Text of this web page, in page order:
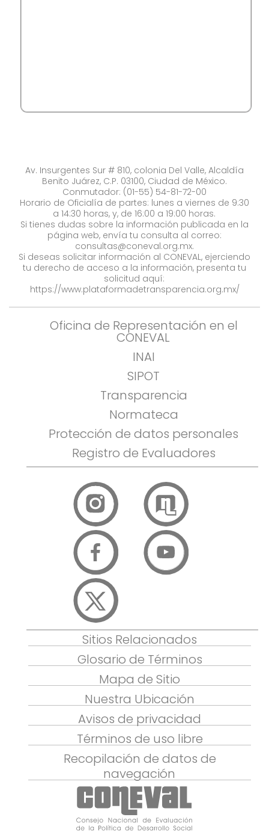
Av. Insurgentes Sur # 810, colonia Del Valle, Alcaldía
Benito Juárez, C.P. 03100, Ciudad de México.
Conmutador: (01-55) 54-81-72-00
Horario de Oficialía de partes: lunes a viernes de 9:30
a 14:30 horas, y, de 16:00 a 19:00 horas.
Si tienes dudas sobre la información publicada en la
página web, envía tu consulta al correo:
consultas@coneval.org.mx.
Si deseas solicitar información al CONEVAL, ejerciendo
tu derecho de acceso a la información, presenta tu
solicitud aquí:
https://www.plataformadetransparencia.org.mx/
Oficina de Representación en el
CONEVAL
INAI
SIPOT
Transparencia
Normateca
Protección de datos personales
Registro de Evaluadores
Sitios Relacionados
Glosario de Términos
Mapa de Sitio
Nuestra Ubicación
Avisos de privacidad
Términos de uso libre
Recopilación de datos de
navegación